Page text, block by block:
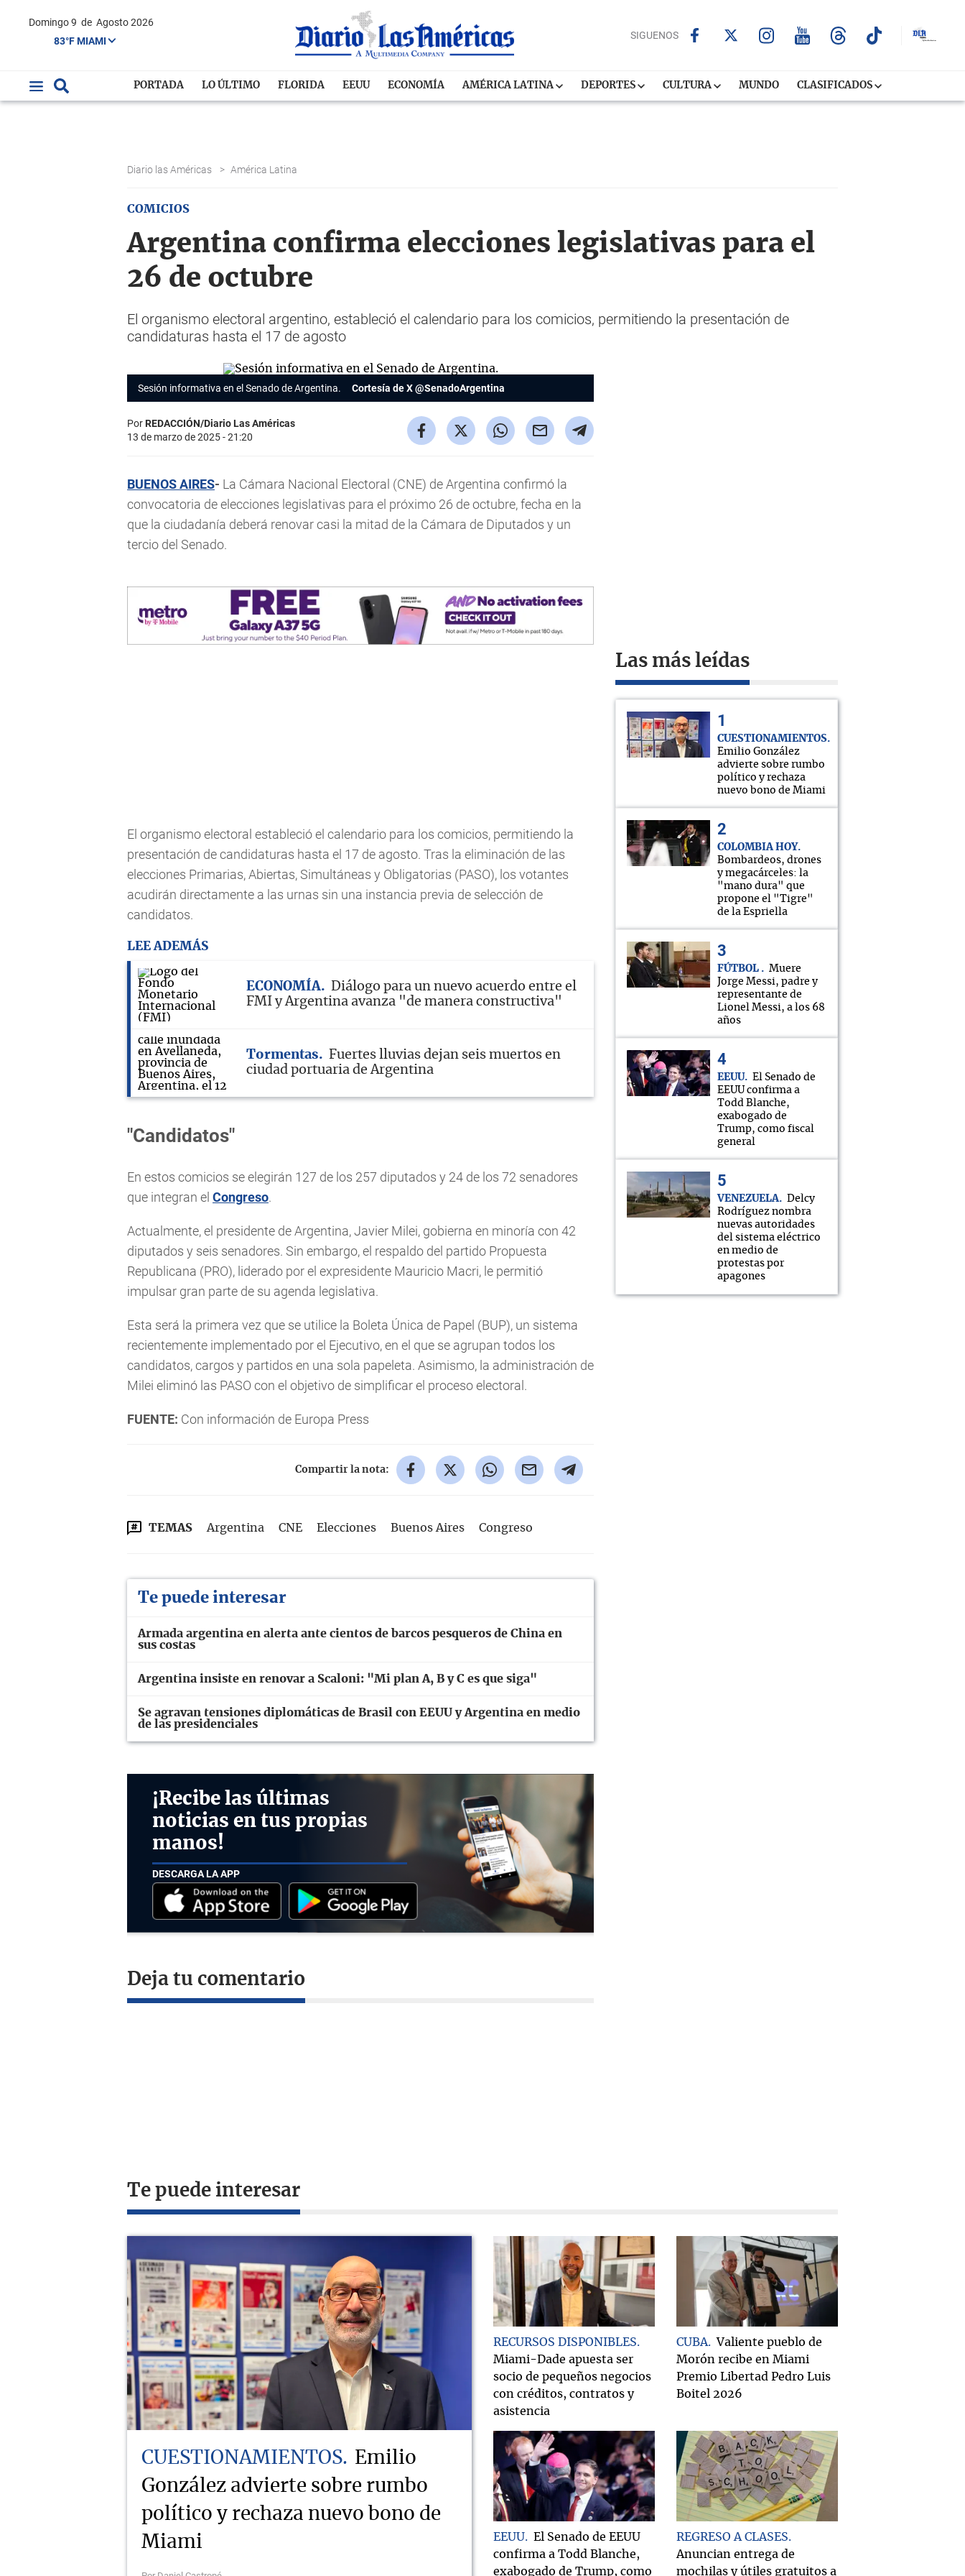
Domingo 9 de Agosto 2026
83°F MIAMI
SIGUENOS
PORTADA LO ÚLTIMO FLORIDA EEUU ECONOMÍA AMÉRICA LATINA DEPORTES CULTURA MUNDO CLASIFICADOS
Diario las Américas > América Latina
COMICIOS
Argentina confirma elecciones legislativas para el
26 de octubre
El organismo electoral argentino, estableció el calendario para los comicios, permitiendo la presentación de
candidaturas hasta el 17 de agosto
Sesión informativa en el Senado de Argentina. Cortesía de X @SenadoArgentina
PorREDACCIÓN/Diario Las Américas
13 de marzo de 2025 - 21:20
BUENOS AIRES- La Cámara Nacional Electoral (CNE) de Argentina confirmó la
convocatoria de elecciones legislativas para el próximo 26 de octubre, fecha en la
que la ciudadanía deberá renovar casi la mitad de la Cámara de Diputados y un
tercio del Senado.
El organismo electoral estableció el calendario para los comicios, permitiendo la
presentación de candidaturas hasta el 17 de agosto. Tras la eliminación de las
elecciones Primarias, Abiertas, Simultáneas y Obligatorias (PASO), los votantes
acudirán directamente a las urnas sin una instancia previa de selección de
candidatos.
LEE ADEMÁS
ECONOMÍA
Diálogo para un nuevo acuerdo entre el
FMI y Argentina avanza "de manera constructiva"
Tormentas
Fuertes lluvias dejan seis muertos en
ciudad portuaria de Argentina
"Candidatos"
En estos comicios se elegirán 127 de los 257 diputados y 24 de los 72 senadores
que integran el Congreso.
Actualmente, el presidente de Argentina, Javier Milei, gobierna en minoría con 42
diputados y seis senadores. Sin embargo, el respaldo del partido Propuesta
Republicana (PRO), liderado por el expresidente Mauricio Macri, le permitió
impulsar gran parte de su agenda legislativa.
Esta será la primera vez que se utilice la Boleta Única de Papel (BUP), un sistema
recientemente implementado por el Ejecutivo, en el que se agrupan todos los
candidatos, cargos y partidos en una sola papeleta. Asimismo, la administración de
Milei eliminó las PASO con el objetivo de simplificar el proceso electoral.
FUENTE: Con información de Europa Press
Compartir la nota:
TEMAS Argentina CNE Elecciones Buenos Aires Congreso
Te puede interesar
Armada argentina en alerta ante cientos de barcos pesqueros de China en
sus costas
Argentina insiste en renovar a Scaloni: "Mi plan A, B y C es que siga"
Se agravan tensiones diplomáticas de Brasil con EEUU y Argentina en medio
de las presidenciales
¡Recibe las últimas
noticias en tus propias
manos!
DESCARGA LA APP
Deja tu comentario
Las más leídas
CUESTIONAMIENTOS
Emilio González
advierte sobre rumbo
político y rechaza
nuevo bono de Miami
COLOMBIA HOY
Bombardeos, drones
y megacárceles: la
"mano dura" que
propone el "Tigre"
de la Espriella
FÚTBOL
Muere
Jorge Messi, padre y
representante de
Lionel Messi, a los 68
años
EEUU
El Senado de
EEUU confirma a
Todd Blanche,
exabogado de
Trump, como fiscal
general
VENEZUELA
Delcy
Rodríguez nombra
nuevas autoridades
del sistema eléctrico
en medio de
protestas por
apagones
Te puede interesar
CUESTIONAMIENTOS
Emilio
González advierte sobre rumbo
político y rechaza nuevo bono de
Miami
RECURSOS DISPONIBLES
Miami-Dade apuesta ser
socio de pequeños negocios
con créditos, contratos y
asistencia
CUBA
Valiente pueblo de
Morón recibe en Miami
Premio Libertad Pedro Luis
Boitel 2026
EEUU
El Senado de EEUU
confirma a Todd Blanche,
exabogado de Trump, como
REGRESO A CLASES
Anuncian entrega de
mochilas y útiles gratuitos a